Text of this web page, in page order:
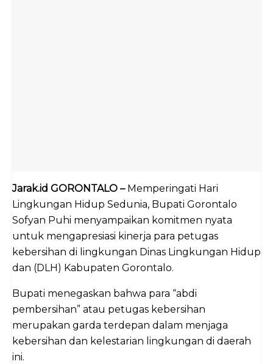
Jarak.id GORONTALO –Memperingati Hari
Lingkungan Hidup Sedunia, Bupati Gorontalo
Sofyan Puhi menyampaikan komitmen nyata
untuk mengapresiasi kinerja para petugas
kebersihan di lingkungan Dinas Lingkungan Hidup
dan (DLH) Kabupaten Gorontalo.
Bupati menegaskan bahwa para “abdi
pembersihan” atau petugas kebersihan
merupakan garda terdepan dalam menjaga
kebersihan dan kelestarian lingkungan di daerah
ini.